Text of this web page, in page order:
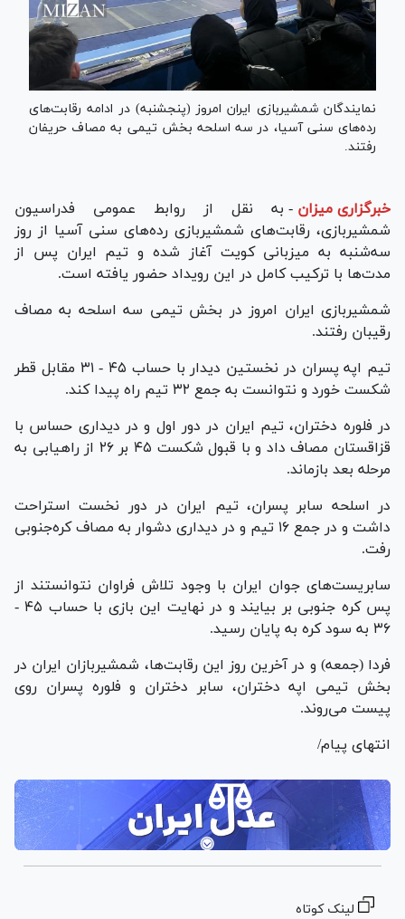
نمایندگان شمشیربازی ایران امروز (پنجشنبه) در ادامه رقابت‌های
رده‌های سنی آسیا، در سه اسلحه بخش تیمی به مصاف حریفان
رفتند.
خبرگزاری میزان - به نقل از روابط عمومی فدراسیون
شمشیربازی، رقابت‌های شمشیربازی رده‌های سنی آسیا از روز
سه‌شنبه به میزبانی کویت آغاز شده و تیم ایران پس از
مدت‌ها با ترکیب کامل در این رویداد حضور یافته است.
شمشیربازی ایران امروز در بخش تیمی سه اسلحه به مصاف
رقیبان رفتند.
تیم اپه پسران در نخستین دیدار با حساب ۴۵ - ۳۱ مقابل قطر
شکست خورد و نتوانست به جمع ۳۲ تیم راه پیدا کند.
در فلوره دختران، تیم ایران در دور اول و در دیداری حساس با
قزاقستان مصاف داد و با قبول شکست ۴۵ بر ۲۶ از راهیابی به
مرحله بعد بازماند.
در اسلحه سابر پسران، تیم ایران در دور نخست استراحت
داشت و در جمع ۱۶ تیم و در دیداری دشوار به مصاف کره‌جنوبی
رفت.
سابریست‌های جوان ایران با وجود تلاش فراوان نتوانستند از
پس کره جنوبی بر بیایند و در نهایت این بازی با حساب ۴۵ -
۳۶ به سود کره به پایان رسید.
فردا (جمعه) و در آخرین روز این رقابت‌ها، شمشیربازان ایران در
بخش تیمی اپه دختران، سابر دختران و فلوره پسران روی
پیست می‌روند.
انتهای پیام/
لینک کوتاه